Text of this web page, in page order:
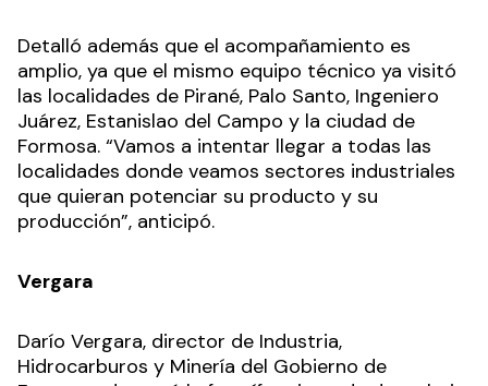
Detalló además que el acompañamiento es
amplio, ya que el mismo equipo técnico ya visitó
las localidades de Pirané, Palo Santo, Ingeniero
Juárez, Estanislao del Campo y la ciudad de
Formosa. “Vamos a intentar llegar a todas las
localidades donde veamos sectores industriales
que quieran potenciar su producto y su
producción”, anticipó.
Vergara
Darío Vergara, director de Industria,
Hidrocarburos y Minería del Gobierno de